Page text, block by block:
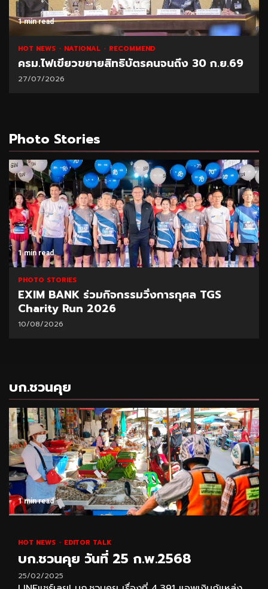
ก.ย.69
1 min read
NATIONAL HOT NEWS
“พาณิชย์” โชว์ยอดส่งออกทุเรียน 1
Photo Stories
กิจกรรมวิ่งการกุศล TGS
1 min read
สรรพสามิต ลุยป
บก.ชวนคุย
1 min read
HOT NEWS EDITOR TALK
บก.ชวนคุย วันที่ 25 ก.พ.2568
25/02/2025